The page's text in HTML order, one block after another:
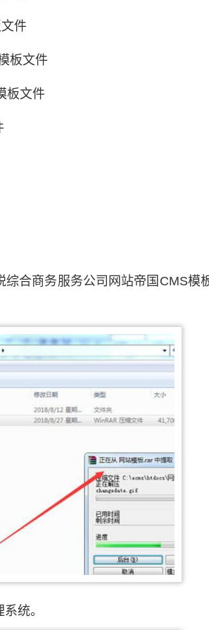
件
板文件
板文件
合商务服务公司网站帝国CMS模
统。